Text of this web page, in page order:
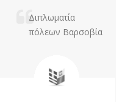
Διπλωματία
πόλεων Βαρσοβία